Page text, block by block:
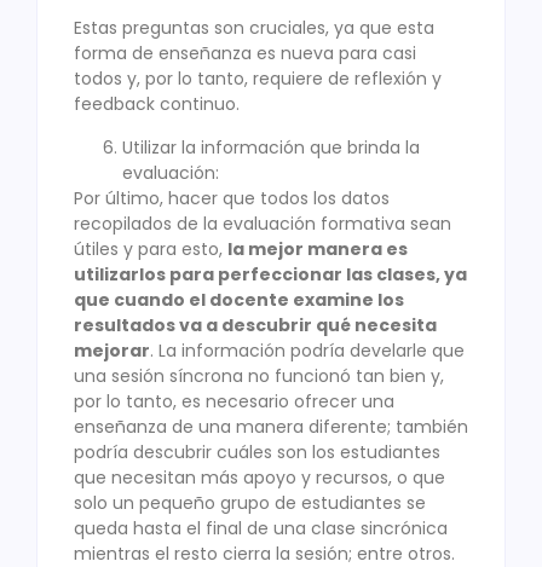
Estas preguntas son cruciales, ya que esta
forma de enseñanza es nueva para casi
todos y, por lo tanto, requiere de reflexión y
feedback continuo.
Utilizar la información que brinda la
evaluación:
Por último, hacer que todos los datos
recopilados de la evaluación formativa sean
útiles y para esto, la mejor manera es
utilizarlos para perfeccionar las clases, ya
que cuando el docente examine los
resultados va a descubrir qué necesita
mejorar. La información podría develarle que
una sesión síncrona no funcionó tan bien y,
por lo tanto, es necesario ofrecer una
enseñanza de una manera diferente; también
podría descubrir cuáles son los estudiantes
que necesitan más apoyo y recursos, o que
solo un pequeño grupo de estudiantes se
queda hasta el final de una clase sincrónica
mientras el resto cierra la sesión; entre otros.